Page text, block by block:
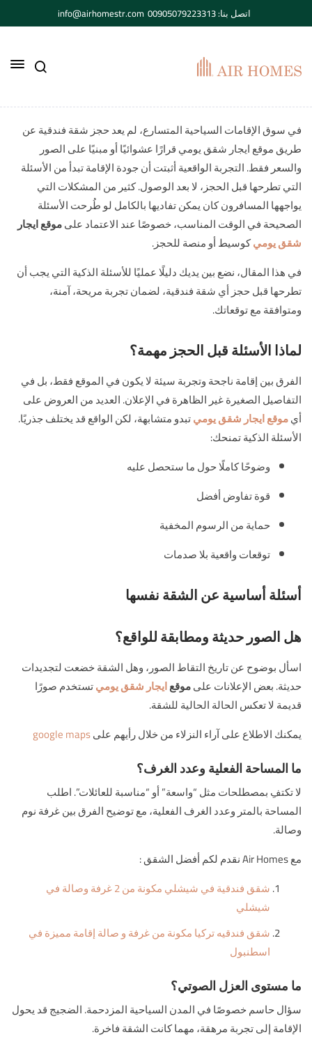
اتصل بنا: 00905079223313 info@airhomestr.com
في سوق الإقامات السياحية المتسارع، لم يعد حجز شقة فندقية عن
طريق موقع ايجار شقق يومي قرارًا عشوائيًا أو مبنيًا على الصور
والسعر فقط. التجربة الواقعية أثبتت أن جودة الإقامة تبدأ من الأسئلة
التي تطرحها قبل الحجز، لا بعد الوصول. كثير من المشكلات التي
يواجهها المسافرون كان يمكن تفاديها بالكامل لو طُرحت الأسئلة
الصحيحة في الوقت المناسب، خصوصًا عند الاعتماد علىموقع ايجار
شقق يوميكوسيط أو منصة للحجز.
في هذا المقال، نضع بين يديك دليلًا عمليًا للأسئلة الذكية التي يجب أن
تطرحها قبل حجز أي شقة فندقية، لضمان تجربة مريحة، آمنة،
ومتوافقة مع توقعاتك.
لماذا الأسئلة قبل الحجز مهمة؟
الفرق بين إقامة ناجحة وتجربة سيئة لا يكون في الموقع فقط، بل في
التفاصيل الصغيرة غير الظاهرة في الإعلان. العديد من العروض على
أيموقع ايجار شقق يوميتبدو متشابهة، لكن الواقع قد يختلف جذريًا.
الأسئلة الذكية تمنحك:
وضوحًا كاملًا حول ما ستحصل عليه
قوة تفاوض أفضل
حماية من الرسوم المخفية
توقعات واقعية بلا صدمات
أسئلة أساسية عن الشقة نفسها
هل الصور حديثة ومطابقة للواقع؟
اسأل بوضوح عن تاريخ التقاط الصور، وهل الشقة خضعت لتجديدات
حديثة. بعض الإعلانات علىموقعايجار شقق يوميتستخدم صورًا
قديمة لا تعكس الحالة الحالية للشقة.
يمكنك الاطلاع على آراء النزلاء من خلال رأيهم علىgoogle maps
ما المساحة الفعلية وعدد الغرف؟
لا تكتفِ بمصطلحات مثل “واسعة” أو “مناسبة للعائلات”. اطلب
المساحة بالمتر وعدد الغرف الفعلية، مع توضيح الفرق بين غرفة نوم
وصالة.
مع Air Homes نقدم لكم أفضل الشقق :
شقق فندقية في شيشلي مكونة من 2 غرفة وصالة في
شيشلي
شقق فندقيه تركيا مكونة من غرفة و صالة إقامة مميزة في
اسطنبول
ما مستوى العزل الصوتي؟
سؤال حاسم خصوصًا في المدن السياحية المزدحمة. الضجيج قد يحول
الإقامة إلى تجربة مرهقة، مهما كانت الشقة فاخرة.